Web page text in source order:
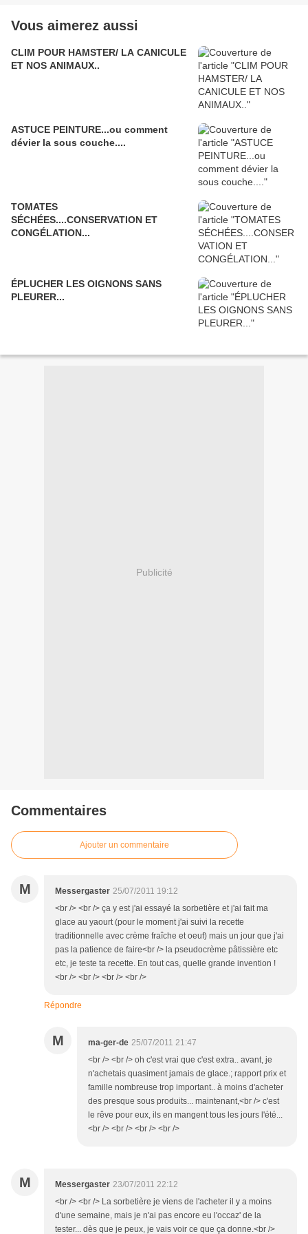
Vous aimerez aussi
CLIM POUR HAMSTER/ LA CANICULE
ET NOS ANIMAUX..
ASTUCE PEINTURE...ou comment
dévier la sous couche....
TOMATES
SÉCHÉES....CONSERVATION ET
CONGÉLATION...
ÉPLUCHER LES OIGNONS SANS
PLEURER...
Publicité
Commentaires
Ajouter un commentaire
M Messergaster 25/07/2011 19:12
<br /> <br /> ça y est j'ai essayé la sorbetière et j'ai fait ma
glace au yaourt (pour le moment j'ai suivi la recette
traditionnelle avec crème fraîche et oeuf) mais un jour que j'ai
pas la patience de faire<br /> la pseudocrème pâtissière etc
etc, je teste ta recette. En tout cas, quelle grande invention !
<br /> <br /> <br /> <br />
Répondre
M ma-ger-de 25/07/2011 21:47
<br /> <br /> oh c'est vrai que c'est extra.. avant, je
n'achetais quasiment jamais de glace.; rapport prix et
famille nombreuse trop important.. à moins d'acheter
des presque sous produits... maintenant,<br /> c'est
le rêve pour eux, ils en mangent tous les jours l'été...
<br /> <br /> <br /> <br />
M Messergaster 23/07/2011 22:12
<br /> <br /> La sorbetière je viens de l'acheter il y a moins
d'une semaine, mais je n'ai pas encore eu l'occaz' de la
tester... dès que je peux, je vais voir ce que ça donne.<br />